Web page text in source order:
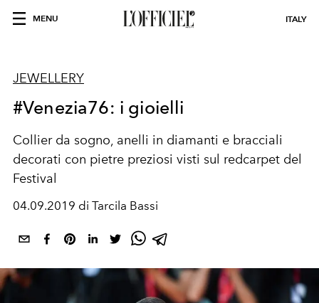
MENU ITALY
JEWELLERY
#Venezia76: i gioielli
Collier da sogno, anelli in diamanti e bracciali
decorati con pietre preziosi visti sul redcarpet del
Festival
04.09.2019 di Tarcila Bassi